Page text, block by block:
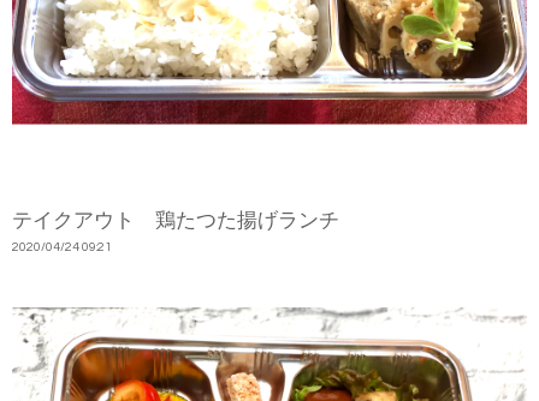
テイクアウト 鶏たつた揚げランチ
2020/04/2409:21